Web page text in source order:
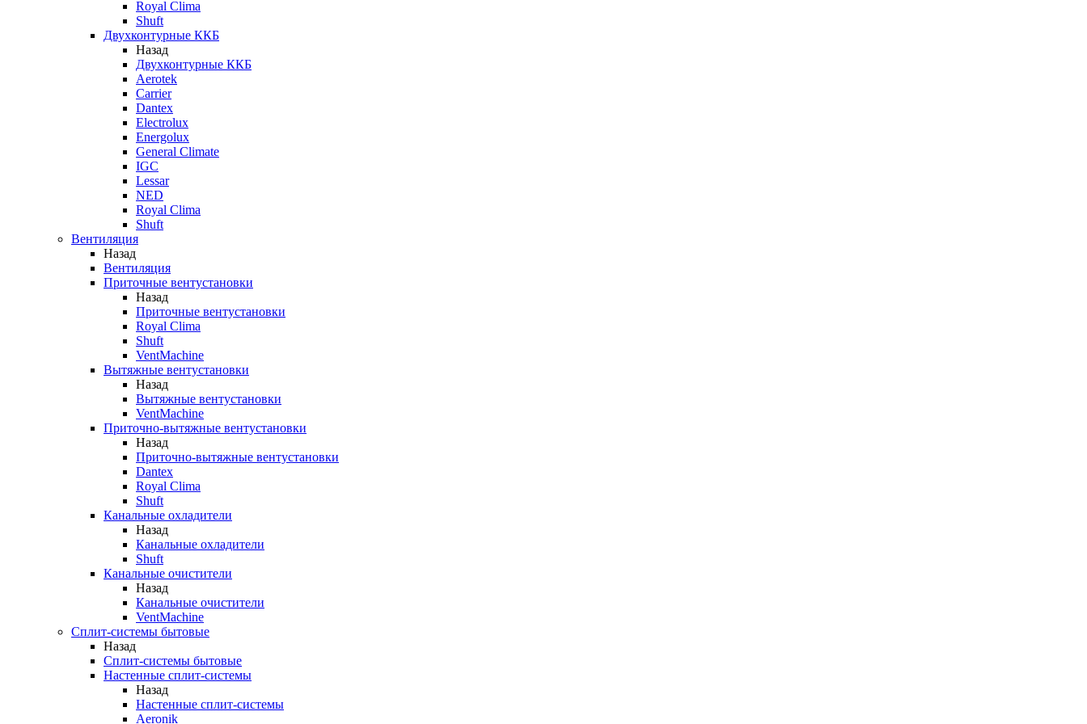
Royal Clima
Shuft
Двухконтурные ККБ
Назад
Двухконтурные ККБ
Aerotek
Carrier
Dantex
Electrolux
Energolux
General Climate
IGC
Lessar
NED
Royal Clima
Shuft
Вентиляция
Назад
Вентиляция
Приточные вентустановки
Назад
Приточные вентустановки
Royal Clima
Shuft
VentMachine
Вытяжные вентустановки
Назад
Вытяжные вентустановки
VentMachine
Приточно-вытяжные вентустановки
Назад
Приточно-вытяжные вентустановки
Dantex
Royal Clima
Shuft
Канальные охладители
Назад
Канальные охладители
Shuft
Канальные очистители
Назад
Канальные очистители
VentMachine
Сплит-системы бытовые
Назад
Сплит-системы бытовые
Настенные сплит-системы
Назад
Настенные сплит-системы
Aeronik